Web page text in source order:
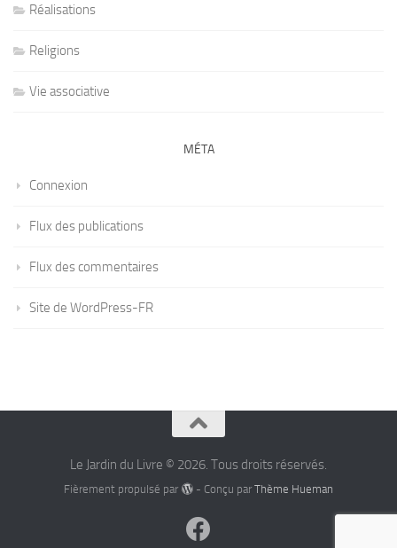
Réalisations
Religions
Vie associative
MÉTA
Connexion
Flux des publications
Flux des commentaires
Site de WordPress-FR
Le Jardin du Livre © 2026. Tous droits réservés.
Fièrement propulsé par - Conçu par Thème Hueman